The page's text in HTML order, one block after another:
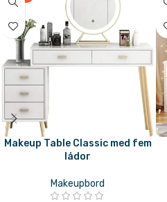
Makeup Table Classic med fem
lådor
Makeupbord